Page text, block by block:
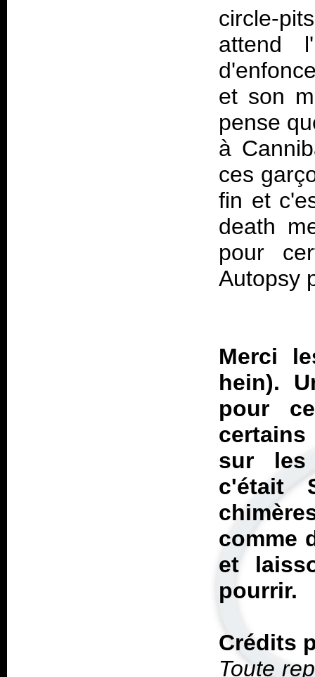
circle-
attend
et son
pense
à
ces
fin et
death
pour
Autopsy
Merci
hein).
pour
sur les
c'était
comme
et
pourrir.
Crédits
Toute